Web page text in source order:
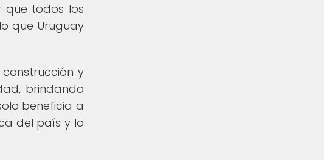
que todos los
que Uruguay
y
brindando
beneficia a
del país y lo